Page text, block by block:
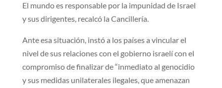
El mundo es responsable por la impunidad de Israel
y sus dirigentes, recalcó la Cancillería.
Ante esa situación, instó a los países a vincular el
nivel de sus relaciones con el gobierno israelí con el
compromiso de finalizar de “inmediato al genocidio
y sus medidas unilaterales ilegales, que amenazan